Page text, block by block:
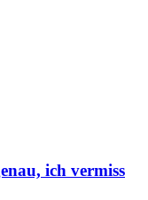
ich vermiss